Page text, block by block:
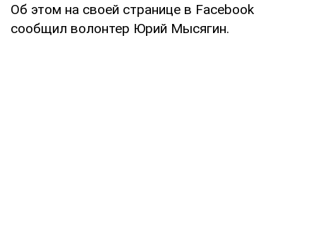
Об этом на своей странице в Facebook
сообщил волонтер Юрий Мысягин.